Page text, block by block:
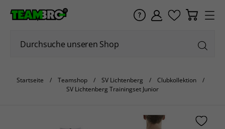
Startseite Teamshop SV Lichtenberg
Clubkollektion
SV Lichtenberg Trainingset Junior